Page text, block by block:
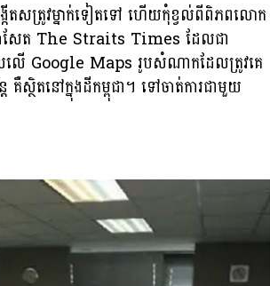
កើតសត្រូវម្នាក់ទៀតទៅ ហើយកុំខ្វល់ពីពិភពលោក
សែត The Straits Times ដែលជា
លលើ Google Maps រូបសំណាកដែលត្រូវគេ
ស្ថិតនៅក្នុងដីកម្ពុជា។ ទៅចាត់ការជាមួយ